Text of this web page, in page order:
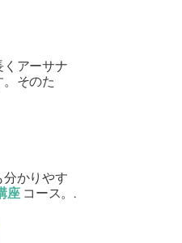
アーサナ
そのた
かりやす
座コース。.